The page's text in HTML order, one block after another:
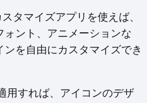
タマイズアプリを使えば、
ォント、アニメーションな
を自由にカスタマイズでき
用すれば、アイコンのデザ